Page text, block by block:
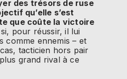
des trésors de ruse
qu’elle s’est
que coûte la victoire
pour réussir, il lui
comme ennemis – et
tacticien hors pair
grand rival à ce